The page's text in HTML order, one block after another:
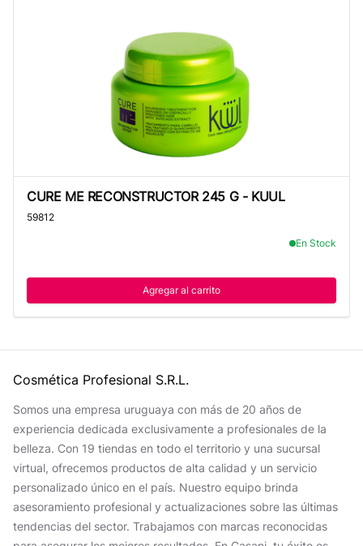
CURE ME RECONSTRUCTOR 245 G - KUUL
59812
En Stock
Agregar al carrito
Cosmética Profesional S.R.L.
Somos una empresa uruguaya con más de 20 años de
experiencia dedicada exclusivamente a profesionales de la
belleza. Con 19 tiendas en todo el territorio y una sucursal
virtual, ofrecemos productos de alta calidad y un servicio
personalizado único en el país. Nuestro equipo brinda
asesoramiento profesional y actualizaciones sobre las últimas
tendencias del sector. Trabajamos con marcas reconocidas